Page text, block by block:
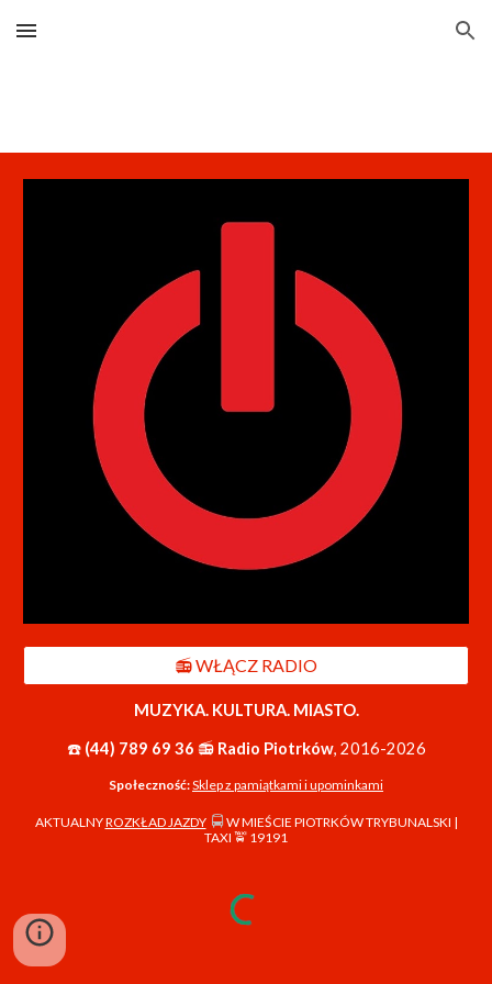
Skip to main content Skip to navigation
📻 WŁĄCZ RADIO
MUZYKA. KULTURA. MIASTO.
☎️ (44) 789 69 36 📻 Radio Piotrków, 2016-2026
Społeczność:Sklep z pamiątkami i upominkami
AKTUALNYROZKŁAD JAZDY 🚍W MIEŚCIE PIOTRKÓW TRYBUNALSKI |
TAXI 🚖 19191